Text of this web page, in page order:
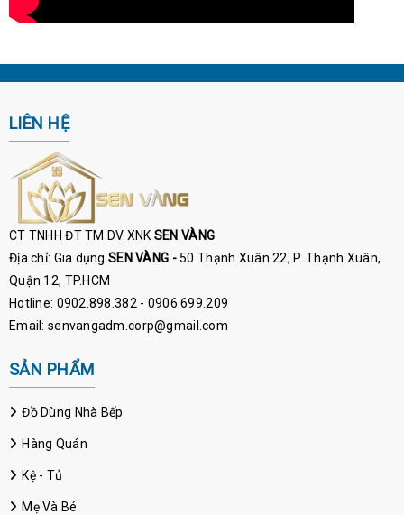
LIÊN HỆ
CT TNHH ĐT TM DV XNK SEN VÀNG
Địa chỉ: Gia dụngSEN VÀNG -50 Thạnh Xuân 22, P. Thạnh Xuân,
Quận 12, TP.HCM
Hotline: 0902.898.382 - 0906.699.209
Email: senvangadm.corp@gmail.com
SẢN PHẨM
Đồ Dùng Nhà Bếp
Hàng Quán
Kệ - Tủ
Mẹ Và Bé